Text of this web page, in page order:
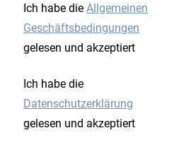
Ich habe die Allgemeinen
Geschäftsbedingungen
gelesen und akzeptiert
Ich habe die
Datenschutzerklärung
gelesen und akzeptiert